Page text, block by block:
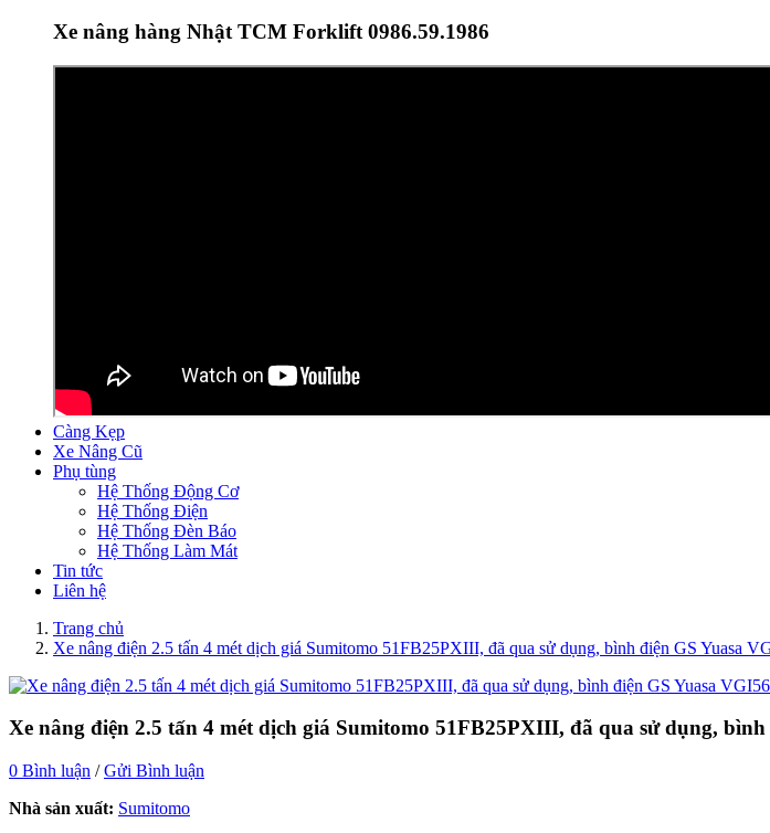
Xe nâng hàng Nhật TCM Forklift 0986.59.1986
Càng Kẹp
Xe Nâng Cũ
Phụ tùng
Hệ Thống Động Cơ
Hệ Thống Điện
Hệ Thống Đèn Báo
Hệ Thống Làm Mát
Tin tức
Liên hệ
Trang chủ
Xe nâng điện 2.5 tấn 4 mét dịch giá Sumitomo 51FB25PXIII, đã qua sử dụng, bình điện GS Yuasa
Xe nâng điện 2.5 tấn 4 mét dịch giá Sumitomo 51FB25PXIII, đã qua sử dụng,
0 Bình luận /Gửi Bình luận
Nhà sản xuất: Sumitomo